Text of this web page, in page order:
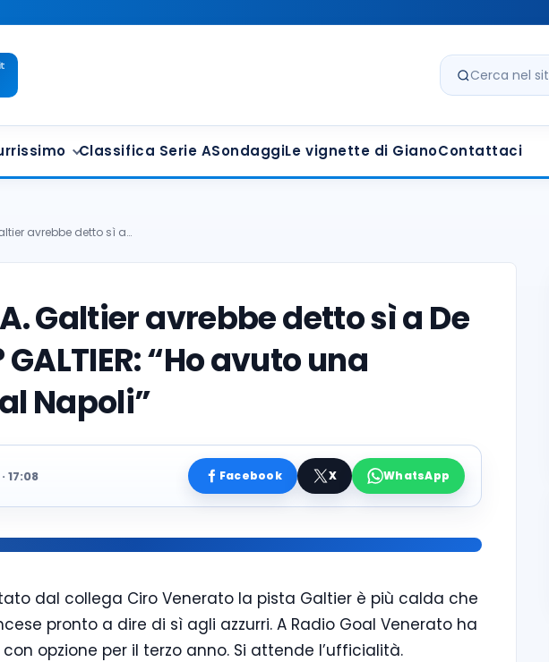
Cerca nel sito
Classifica Serie ASondaggiLe vignette di GianoContattaci
avrebbe detto sì a…
Galtier avrebbe detto sì a De
“Ho avuto una
Napoli”
17:08 Facebook X WhatsApp
dal collega Ciro Venerato la pista Galtier è più calda che
pronto a dire di sì agli azzurri. A Radio Goal Venerato ha
opzione per il terzo anno. Si attende l’ufficialità.